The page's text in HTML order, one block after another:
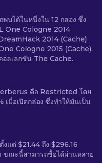
บได้ในหนึ่งใน 12 กล่อง ซึ่ง
One Cologne 2014
2014 (Cache)
Cologne 2015 (Cache).
อลเลกชัน The Cache.
คือ Restricted โดย
เมื่อเปิดกล่อง ซึ่งทำให้มันเป็น
แต่ $21.44 ถึง $296.16
ขณะนี้สามารถซื้อได้ผ่านหลาย